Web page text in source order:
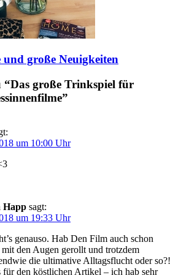
große Neuigkeiten
“Das große Trinkspiel für
um 10:00 Uhr
Happ sagt:
um 19:33 Uhr
genauso. Hab Den Film auch schon
mit den Augen gerollt und trotzdem
die ultimative Alltagsflucht oder so?!
für den köstlichen Artikel – ich hab sehr